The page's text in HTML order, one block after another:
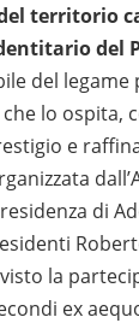
territorio
del
del
lo ospita,
e
di
la
ex